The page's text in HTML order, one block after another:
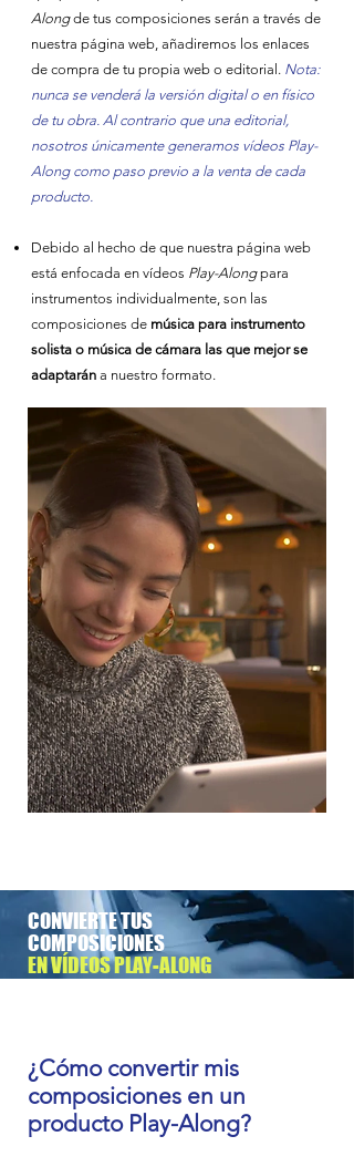
Alongde tus composiciones serán a través de
nuestra página web, añadiremos los enlaces
de compra de tu propia web o editorial. Nota:
nunca se venderá la versión digital o en físico
de tu obra. Al contrario que una editorial,
nosotros únicamente generamos vídeos Play-
Along como paso previo a la venta de cada
producto.
Debido al hecho de que nuestra página web
está enfocada en vídeos Play-Alongpara
instrumentos individualmente, son las
composiciones de música para instrumento
solista o música de cámara las que mejor se
adaptarán a nuestro formato.
CONVIERTE TUS
COMPOSICIONES
EN VÍDEOS PLAY-ALONG
¿Cómo convertir mis
composiciones en un
producto Play-Along?